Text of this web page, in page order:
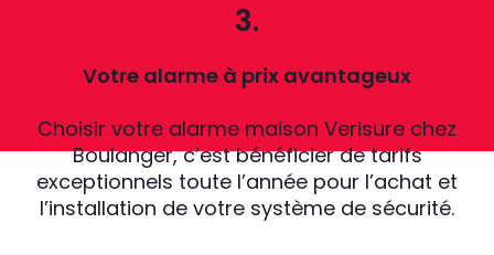
3.
Votre alarme à prix avantageux
Choisir votre alarme maison Verisure chez
Boulanger, c’est bénéficier de tarifs
exceptionnels toute l’année pour l’achat et
l’installation de votre système de sécurité.